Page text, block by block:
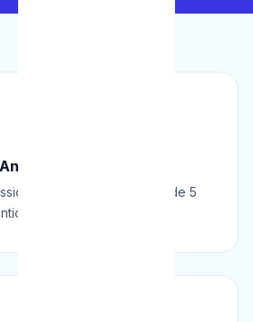
d'Expérience
depuis 2009. Plus de 5
réussies en Belgique.